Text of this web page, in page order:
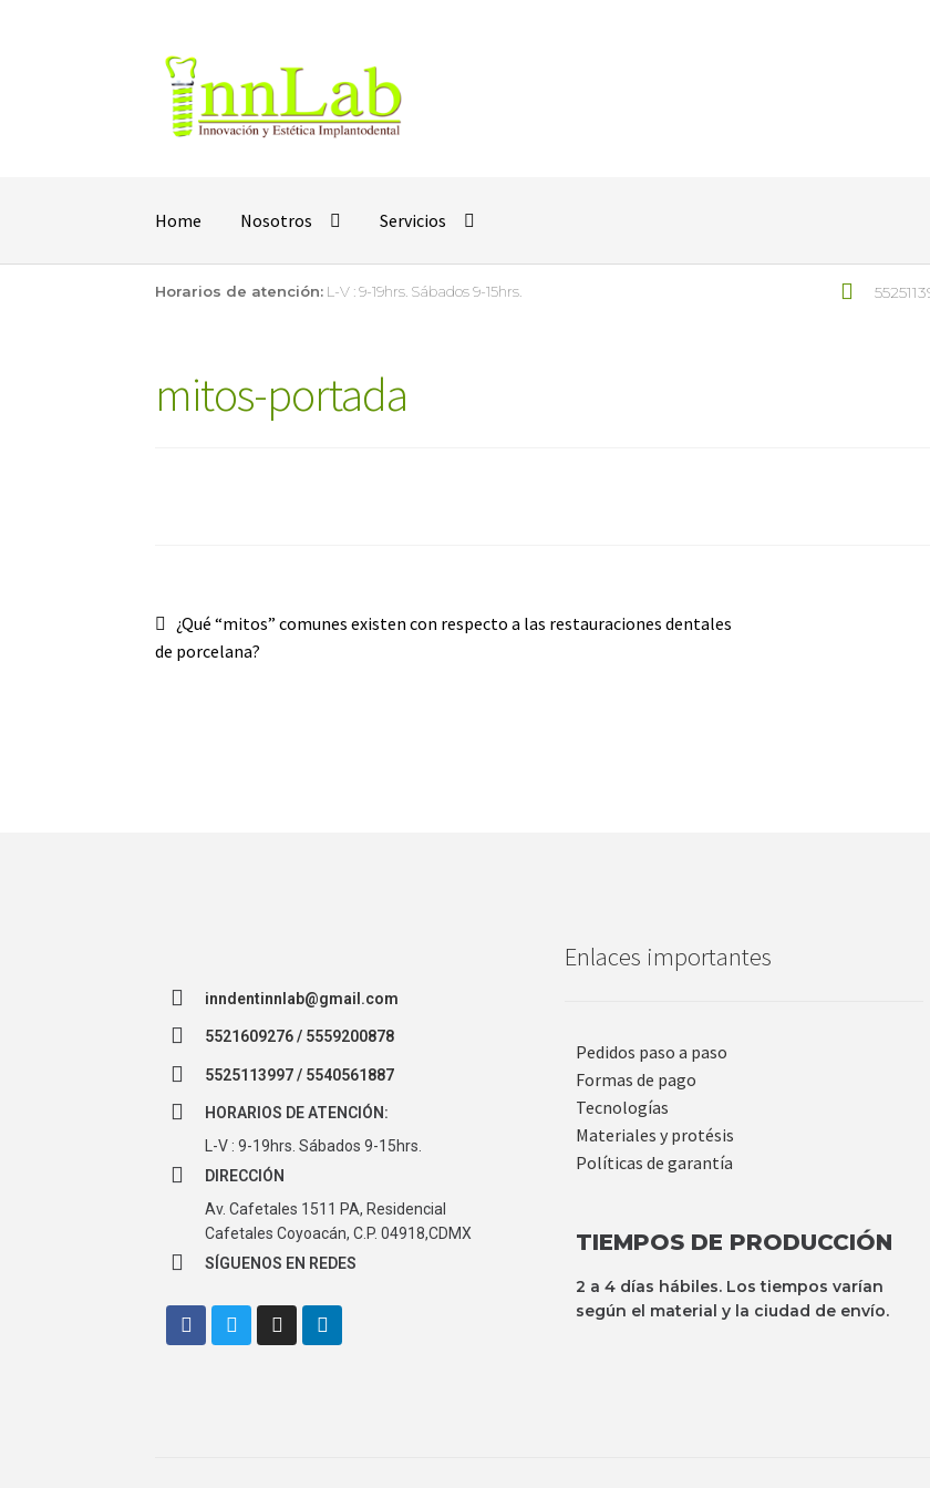
Home Nosotros Servicios
Horarios de atención: L-V : 9-19hrs. Sábados 9-15hrs.
mitos-portada
¿Qué “mitos” comunes existen con respecto a las restauraciones dentales
de porcelana?
inndentinnlab@gmail.com
5521609276 / 5559200878
5525113997 / 5540561887
HORARIOS DE ATENCIÓN:
L-V : 9-19hrs. Sábados 9-15hrs.
DIRECCIÓN
Av. Cafetales 1511 PA, Residencial
Cafetales Coyoacán, C.P. 04918,CDMX
SÍGUENOS EN REDES
Enlaces importantes
Pedidos paso a paso
Formas de pago
Tecnologías
Materiales y protésis
Políticas de garantía
TIEMPOS DE PRODUCCIÓN
2 a 4 días hábiles. Los tiempos varían
según el material y la ciudad de envío.